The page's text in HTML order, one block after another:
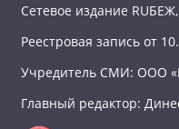
Сетевое издание
Реестровая запись от
Учредитель СМИ: ООО
Главный редактор: